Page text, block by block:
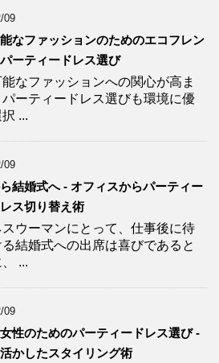
09
なファッションのためのエコフレン
パーティードレス選び
なファッションへの関心が高ま
パーティードレス選びも環境に優
...
09
結婚式へ - オフィスからパーティー
ス切り替え術
スウーマンにとって、仕事後に待
結婚式への出席は喜びであると
...
09
性のためのパーティードレス選び -
かしたスタイリング術